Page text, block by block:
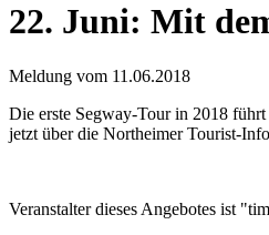
22. Juni: Mit
Meldung vom 11.06.2018
Die erste Segway-Tour in 2018
jetzt über die Northeimer Tourist-
Veranstalter dieses Angebotes ist